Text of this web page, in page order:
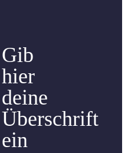
Gib
hier
deine
Überschrift
ein